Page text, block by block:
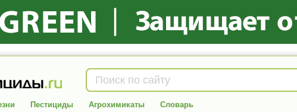
Пестициды Агрохимикаты Словарь